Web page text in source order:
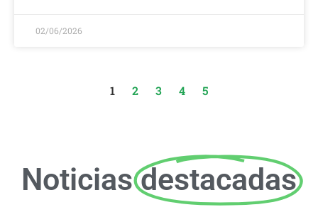
02/06/2026
1 2 3 4 5
Noticias destacadas